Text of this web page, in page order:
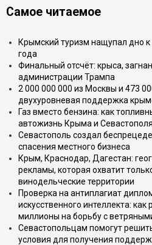
Самое читаемое
Крымский туризм нащупал дно
года
Финальный отсчёт: крыса,
администрации Трампа
2 000 000 000 из Москвы и 473
двухуровневая поддержка
Газ вместо бензина: как
автожизнь Крыма и
Севастополь создал
спасения местного бизнеса
Крым, Краснодар, Дагестан:
рекламы, которая охватит
винодельческие территории
Проверка на антиплагиат
искусственного интеллекта: как
миллионы на борьбу с
Севастопольцам помогут
условия для получения